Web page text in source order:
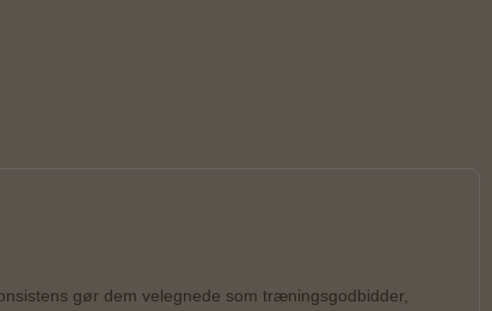
gør dem velegnede som træningsgodbidder,